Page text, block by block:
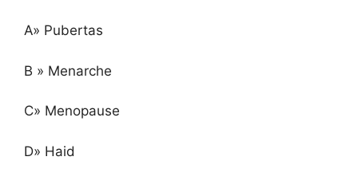
A» Pubertas
B » Menarche
C» Menopause
D» Haid